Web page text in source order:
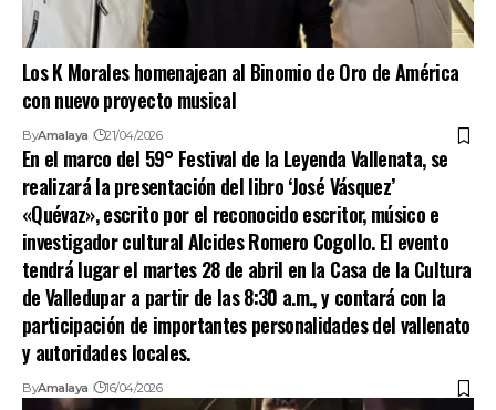
Los K Morales homenajean al Binomio de Oro de América
con nuevo proyecto musical
ByAmalaya 21/04/2026
En el marco del 59° Festival de la Leyenda Vallenata, se
realizará la presentación del libro ‘José Vásquez’
«Quévaz», escrito por el reconocido escritor, músico e
investigador cultural Alcides Romero Cogollo. El evento
tendrá lugar el martes 28 de abril en la Casa de la Cultura
de Valledupar a partir de las 8:30 a.m., y contará con la
participación de importantes personalidades del vallenato
y autoridades locales.
ByAmalaya 16/04/2026